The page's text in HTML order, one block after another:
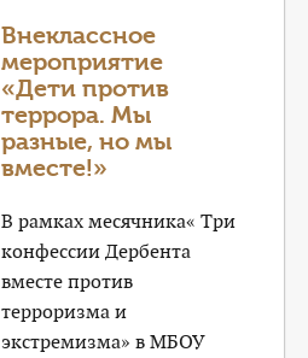
Внеклассное
мероприятие
«Дети против
террора. Мы
разные, но мы
вместе!»
В рамках месячника« Три
конфессии Дербента
вместе против
терроризма и
экстремизма» в МБОУ